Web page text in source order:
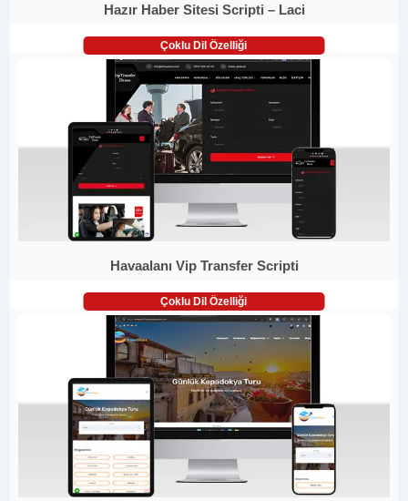
Hazır Haber Sitesi Scripti – Laci
Çoklu Dil Özelliği
Havaalanı Vip Transfer Scripti
Çoklu Dil Özelliği